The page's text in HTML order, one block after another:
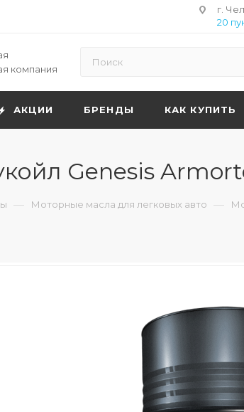
г.
20
компания
АКЦИИ БРЕНДЫ КАК КУПИТЬ
Genesis
— Моторные масла для легковых авто —